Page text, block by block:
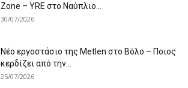
Zone – YRE στο Ναύπλιο...
30/07/2026
Νέο εργοστάσιο της Metlen στο Βόλο – Ποιος
κερδίζει από την...
25/07/2026